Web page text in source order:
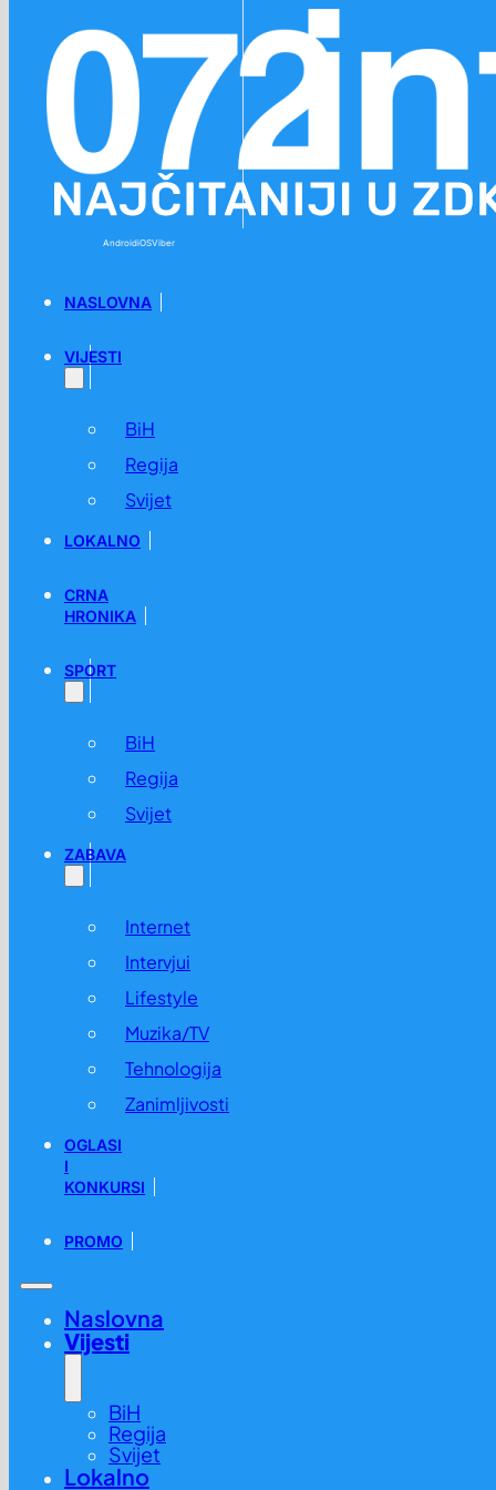
AndroidiOSViber
NASLOVNA
VIJESTI
BiH
Regija
Svijet
LOKALNO
CRNA
HRONIKA
SPORT
BiH
Regija
Svijet
ZABAVA
Internet
Intervjui
Lifestyle
Muzika/TV
Tehnologija
Zanimljivosti
OGLASI
I
KONKURSI
PROMO
Naslovna
Vijesti
BiH
Regija
Svijet
Lokalno